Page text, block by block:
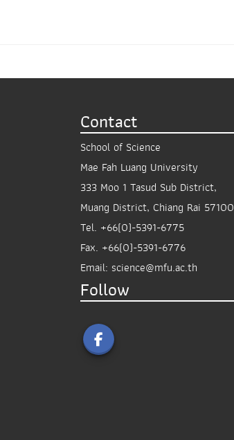
Contact
School of Science
Mae Fah Luang University
333 Moo 1 Tasud Sub District,
Muang District, Chiang Rai 57100
Tel. +66(0)-5391-6775
Fax. +66(0)-5391-6776
Email: science@mfu.ac.th
Follow